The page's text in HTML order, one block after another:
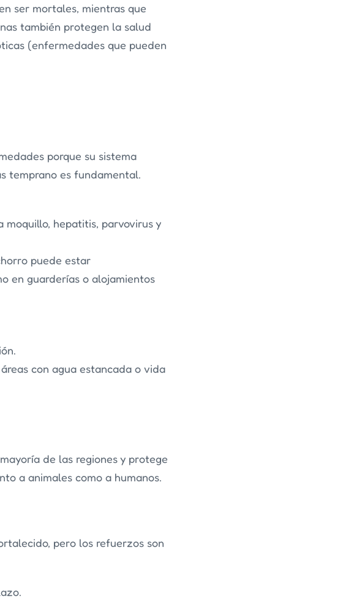
ser mortales, mientras que
también protegen la salud
(enfermedades que pueden
porque su sistema
temprano es fundamental.
hepatitis, parvovirus y
puede estar
en guarderías o alojamientos
con agua estancada o vida
de las regiones y protege
a animales como a humanos.
pero los refuerzos son